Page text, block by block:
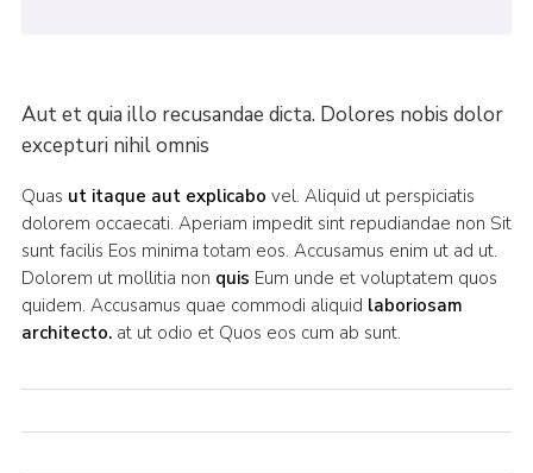
Aut et quia illo recusandae dicta. Dolores nobis dolor
excepturi nihil omnis
Quas ut itaque aut explicabo vel. Aliquid ut perspiciatis
dolorem occaecati. Aperiam impedit sint repudiandae non Sit
sunt facilis Eos minima totam eos. Accusamus enim ut ad ut.
Dolorem ut mollitia non quis Eum unde et voluptatem quos
quidem. Accusamus quae commodi aliquid laboriosam
architecto.at ut odio et Quos eos cum ab sunt.